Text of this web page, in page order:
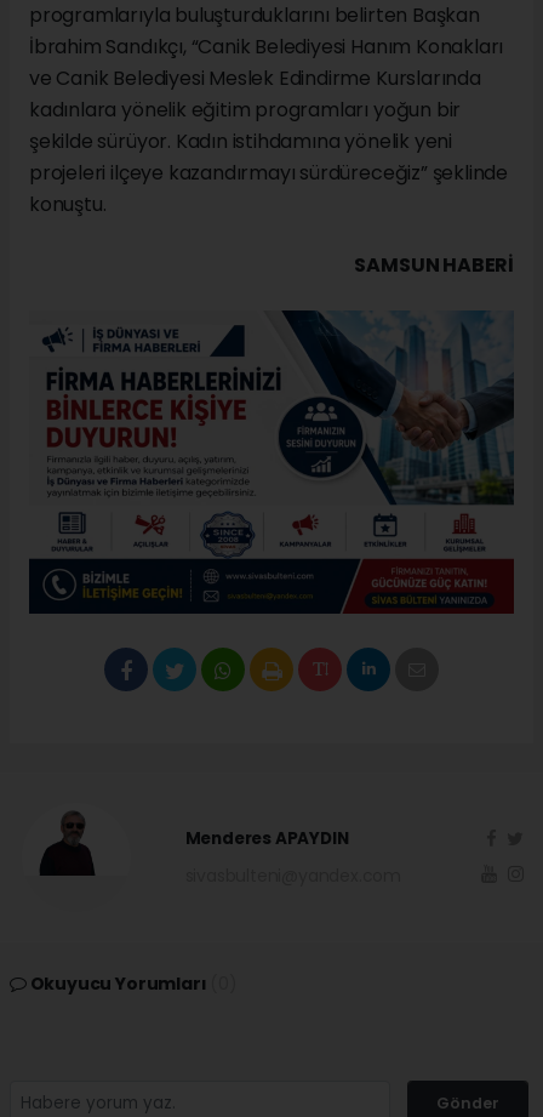
programlarıyla buluşturduklarını belirten Başkan
İbrahim Sandıkçı, “Canik Belediyesi Hanım Konakları
ve Canik Belediyesi Meslek Edindirme Kurslarında
kadınlara yönelik eğitim programları yoğun bir
şekilde sürüyor. Kadın istihdamına yönelik yeni
projeleri ilçeye kazandırmayı sürdüreceğiz” şeklinde
konuştu.
SAMSUN HABERİ
Menderes APAYDIN
Okuyucu Yorumları
Gönder